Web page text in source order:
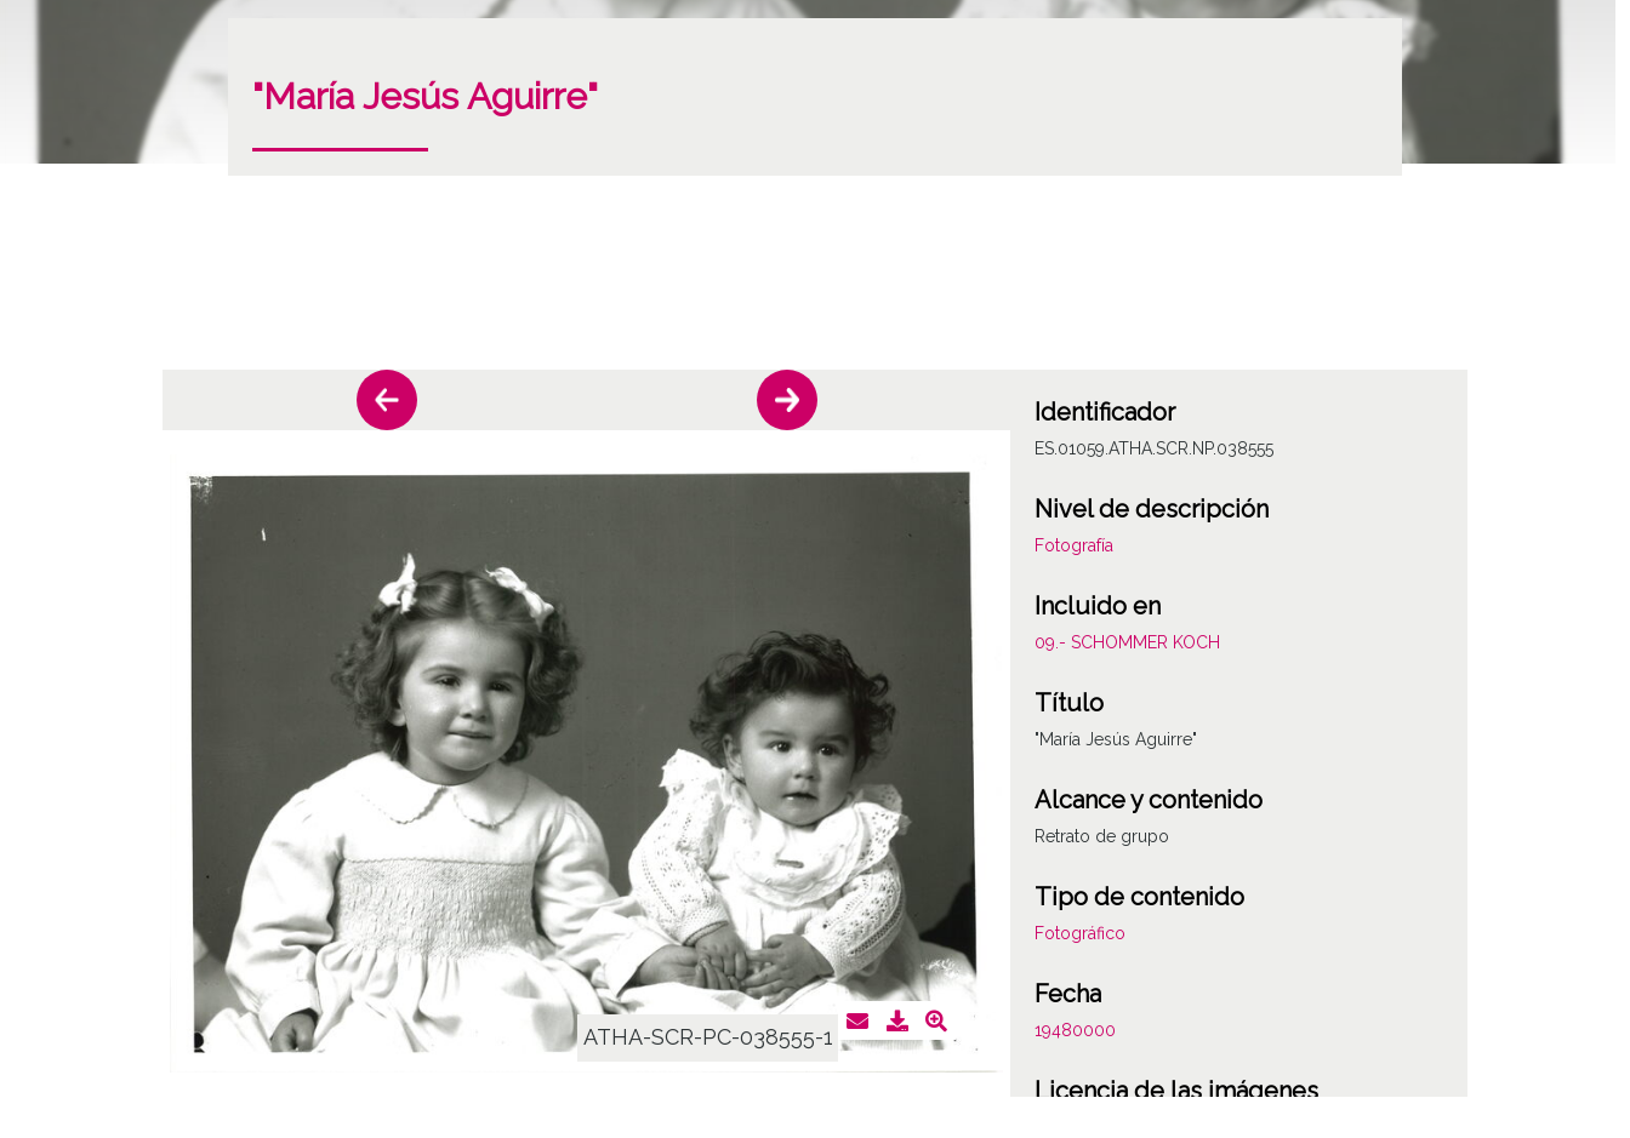
"María Jesús Aguirre"
ATHA-SCR-PC-038555-1
Identificador
ES.01059.ATHA.SCR.NP.038555
Nivel de descripción
Fotografía
Incluido en
09.- SCHOMMER KOCH
Título
"María Jesús Aguirre"
Alcance y contenido
Retrato de grupo
Tipo de contenido
Fotográfico
Fecha
19480000
Licencia de las imágenes